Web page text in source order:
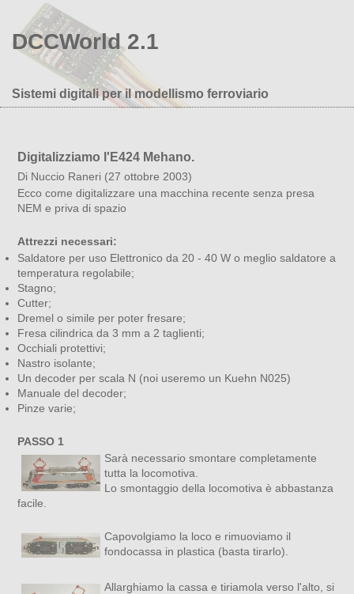
DCCWorld 2.1
Sistemi digitali per il modellismo ferroviario
Digitalizziamo l'E424 Mehano.
Di Nuccio Raneri (27 ottobre 2003)
Ecco come digitalizzare una macchina recente senza presa
NEM e priva di spazio
Attrezzi necessari:
Saldatore per uso Elettronico da 20 - 40 W o meglio saldatore a
temperatura regolabile;
Stagno;
Cutter;
Dremel o simile per poter fresare;
Fresa cilindrica da 3 mm a 2 taglienti;
Occhiali protettivi;
Nastro isolante;
Un decoder per scala N (noi useremo un Kuehn N025)
Manuale del decoder;
Pinze varie;
PASSO 1
Sarà necessario smontare completamente
tutta la locomotiva.
Lo smontaggio della locomotiva è abbastanza
facile.
Capovolgiamo la loco e rimuoviamo il
fondocassa in plastica (basta tirarlo).
Allarghiamo la cassa e tiriamola verso l'alto, si